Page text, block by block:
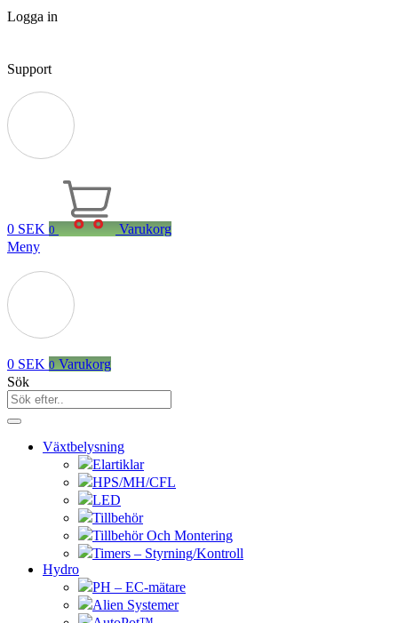
Logga in
Support
0 SEK 0
Varukorg
Meny
0 SEK 0 Varukorg
Sök
Växtbelysning
Elartiklar
HPS/MH/CFL
LED
Tillbehör
Tillbehör Och Montering
Timers – Styrning/Kontroll
Hydro
PH – EC-mätare
Alien Systemer